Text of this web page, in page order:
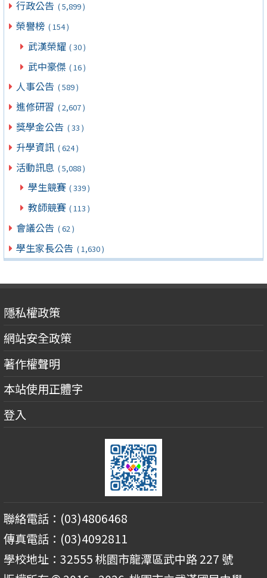
行政公告 ( 5,899 )
榮譽榜 ( 154 )
武漢榮耀 ( 30 )
武中豪傑 ( 16 )
人事公告 ( 589 )
進修研習 ( 2,607 )
獎學金公告 ( 33 )
升學資訊 ( 624 )
活動訊息 ( 5,088 )
學生競賽 ( 339 )
教師競賽 ( 113 )
會議公告 ( 62 )
學生家長公告 ( 1,630 )
隱私權政策
網站安全政策
著作權聲明
本站使用正體字
登入
聯絡電話：(03)4806468
傳真電話：(03)4092811
學校地址：32555 桃園市龍潭區武中路 227 號